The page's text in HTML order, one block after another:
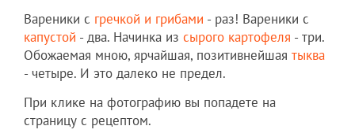
Вареники с гречкой и грибами - раз! Вареники с
капустой - два. Начинка из сырого картофеля - три.
Обожаемая мною, ярчайшая, позитивнейшая тыква
- четыре. И это далеко не предел.
При клике на фотографию вы попадете на
страницу с рецептом.